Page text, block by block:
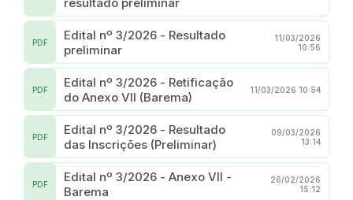
Edital nº 3/2026 - Resultado
preliminar
PDF
11/03/2026
10:56
Edital nº 3/2026 - Retificação
do Anexo VII (Barema)
PDF 11/03/2026 10:54
Edital nº 3/2026 - Resultado
das Inscrições (Preliminar)
PDF
09/03/2026
13:14
Edital nº 3/2026 - Anexo VII -
Barema
PDF
26/02/2026
15:12